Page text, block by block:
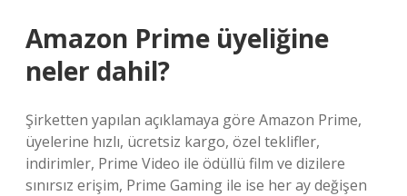
Amazon Prime üyeliğine
neler dahil?
Şirketten yapılan açıklamaya göre Amazon Prime,
üyelerine hızlı, ücretsiz kargo, özel teklifler,
indirimler, Prime Video ile ödüllü film ve dizilere
sınırsız erişim, Prime Gaming ile ise her ay değişen